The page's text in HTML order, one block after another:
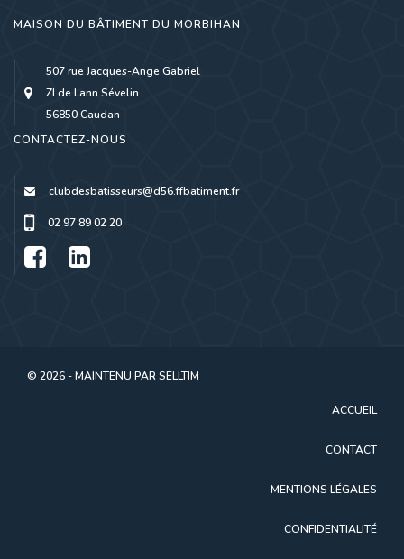
MAISON DU BÂTIMENT DU MORBIHAN
507 rue Jacques-Ange Gabriel
ZI de Lann Sévelin
56850 Caudan
CONTACTEZ-NOUS
clubdesbatisseurs@d56.ffbatiment.fr
02 97 89 02 20
© 2026 - MAINTENU PARSELLTIM
ACCUEIL
CONTACT
MENTIONS LÉGALES
CONFIDENTIALITÉ